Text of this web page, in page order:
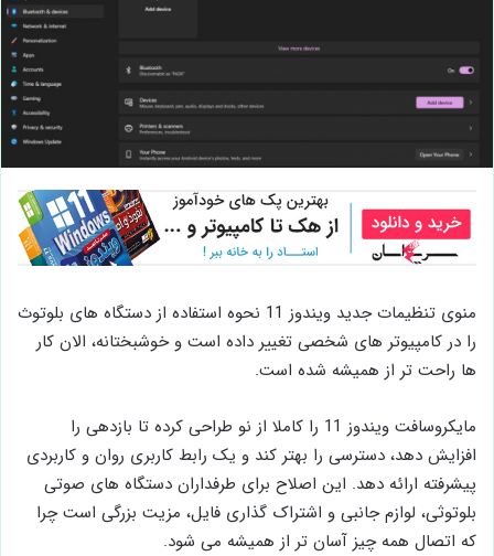
منوی تنظیمات جدید ویندوز 11 نحوه استفاده از دستگاه های بلوتوث
را در کامپیوتر های شخصی تغییر داده است و خوشبختانه، الان کار
ها راحت تر از همیشه شده است.
مایکروسافت ویندوز 11 را کاملا از نو طراحی کرده تا بازدهی را
افزایش دهد، دسترسی را بهتر کند و یک رابط کاربری روان و کاربردی
پیشرفته ارائه دهد. این اصلاح برای طرفداران دستگاه‌ های صوتی
بلوتوثی، لوازم جانبی و اشتراک‌ گذاری فایل، مزیت بزرگی است چرا
که اتصال همه چیز آسان‌ تر از همیشه می شود.